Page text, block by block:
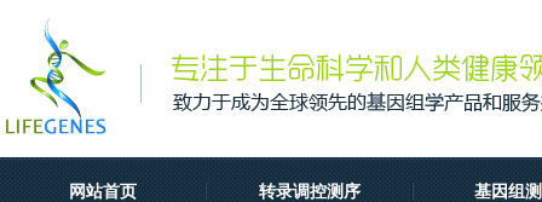
网站首页 转录调控测序 基因组